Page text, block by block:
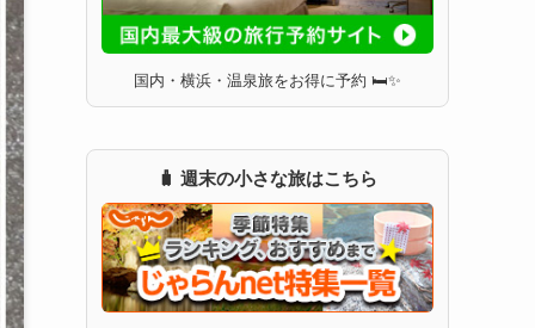
国内・横浜・温泉旅をお得に予約 🛏✨
🧳 週末の小さな旅はこちら